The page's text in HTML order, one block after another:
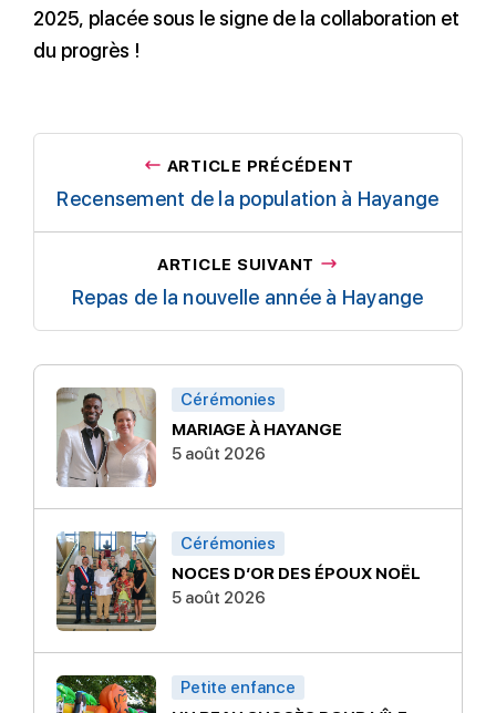
2025, placée sous le signe de la collaboration et
du progrès !
ARTICLE PRÉCÉDENT
Recensement de la population à Hayange
ARTICLE SUIVANT
Repas de la nouvelle année à Hayange
Cérémonies
MARIAGE À HAYANGE
5 août 2026
Cérémonies
NOCES D’OR DES ÉPOUX NOËL
5 août 2026
Petite enfance